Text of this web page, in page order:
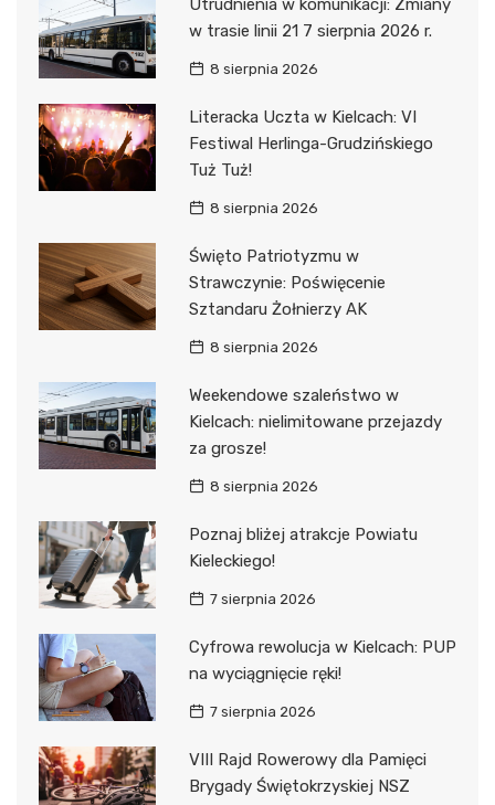
Utrudnienia w komunikacji: Zmiany
w trasie linii 21 7 sierpnia 2026 r.
8 sierpnia 2026
Literacka Uczta w Kielcach: VI
Festiwal Herlinga-Grudzińskiego
Tuż Tuż!
8 sierpnia 2026
Święto Patriotyzmu w
Strawczynie: Poświęcenie
Sztandaru Żołnierzy AK
8 sierpnia 2026
Weekendowe szaleństwo w
Kielcach: nielimitowane przejazdy
za grosze!
8 sierpnia 2026
Poznaj bliżej atrakcje Powiatu
Kieleckiego!
7 sierpnia 2026
Cyfrowa rewolucja w Kielcach: PUP
na wyciągnięcie ręki!
7 sierpnia 2026
VIII Rajd Rowerowy dla Pamięci
Brygady Świętokrzyskiej NSZ